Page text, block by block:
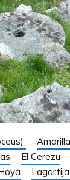
El Cerezu